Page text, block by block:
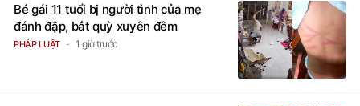
Bé gái 11 tuổi bị người tình của mẹ
đánh đập, bắt quỳ xuyên đêm
PHÁP LUẬT 1 giờ trước